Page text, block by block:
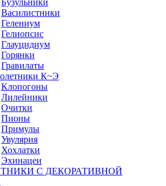
Бузульники
Василистники
Гелениум
Гелиопсис
Глауцидиум
Горянки
Гравилаты
К~Э
Клопогоны
Лилейники
Очитки
Пионы
Примулы
Увулярия
Хохлатки
Эхинацеи
С ДЕКОРАТИВНОЙ